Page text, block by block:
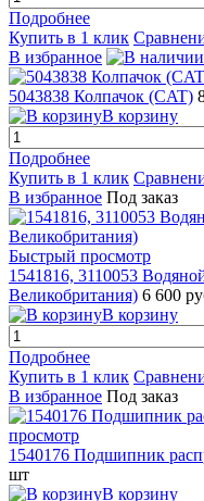
Подробнее
Купить в 1 клик
В избранное
5043838 Колпачок (CAT)
В корзину
Подробнее
Купить в 1 клик
В избранное Под заказ
Быстрый просмотр
1541816, 3110053
Великобритания) 6 600
В корзину
Подробнее
Купить в 1 клик
В избранное Под заказ
просмотр
1540176 Подшипник
шт
В корзину